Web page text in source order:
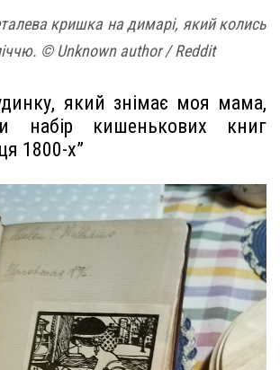
кришка на димарі, який колись
© Unknown author / Reddit
який знімає моя мама,
набір кишенькових книг
1800-х”